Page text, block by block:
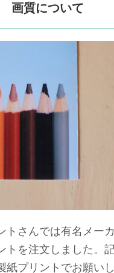
画質について
トさんでは有名メー
トを注文しました。
紙プリントでお願い